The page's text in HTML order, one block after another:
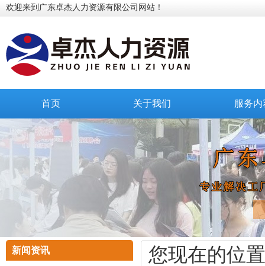
欢迎来到广东卓杰人力资源有限公司网站！
首页 关于我们 服务内
新闻资讯
您现在的位